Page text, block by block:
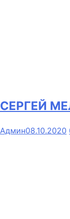
СЕРГЕЙ
Админ08.10.2020